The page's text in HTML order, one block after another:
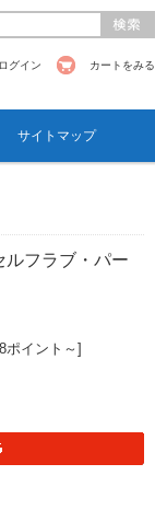
グイン カートをみる
サイトマップ
ルフラブ・パー
ポイント～]